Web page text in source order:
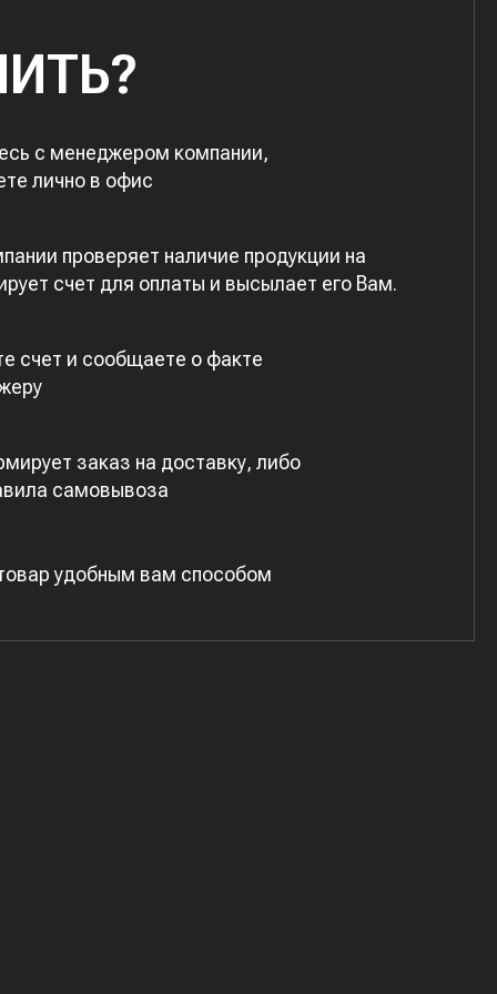
с менеджером компании,
лично в офис
проверяет наличие продукции на
счет для оплаты и высылает его Вам.
счет и сообщаете о факте
заказ на доставку, либо
самовывоза
удобным вам способом